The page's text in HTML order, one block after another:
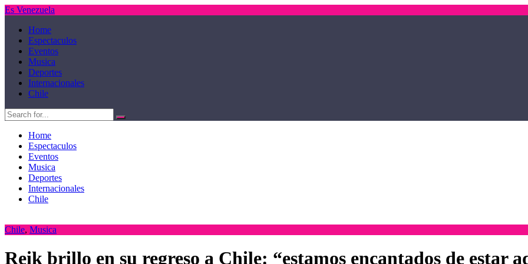
Es Venezuela
Home
Espectaculos
Eventos
Musica
Deportes
Internacionales
Chile
Home
Espectaculos
Eventos
Musica
Deportes
Internacionales
Chile
Chile, Musica
Reik brillo en su regreso a Chile: “estamos encantados de estar